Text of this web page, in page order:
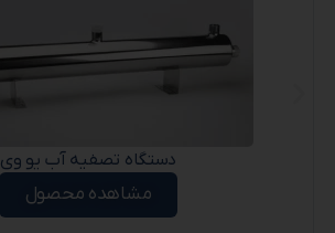
دستگاه تصفیه آب یو وی
مشاهده محصول